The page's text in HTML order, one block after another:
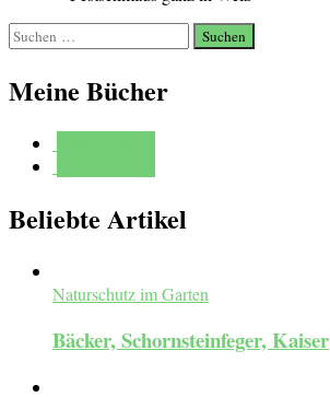
Suchen
nach:
Meine Bücher
Beliebte Artikel
Naturschutz im Garten
Bäcker, Schornsteinfeger, Kaiser